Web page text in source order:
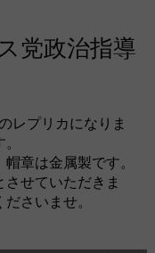
党政治指導
レプリカになりま
章は金属製です。
せていただきま
さいませ。